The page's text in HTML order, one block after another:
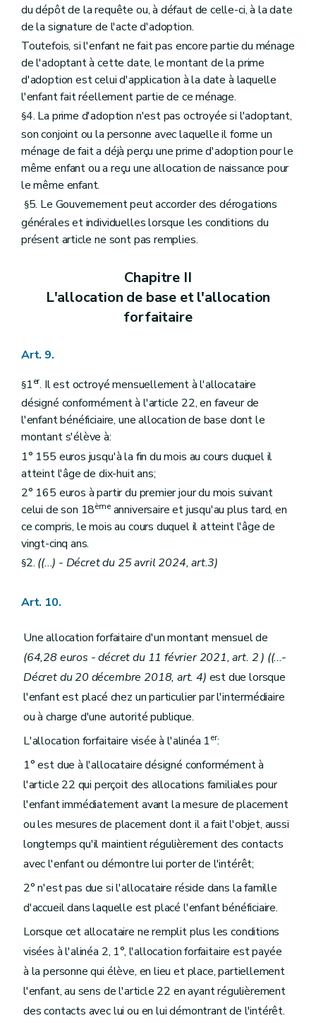
du dépôt de la requête ou, à défaut de celle-ci, à la date
de la signature de l'acte d'adoption.
Toutefois, si l'enfant ne fait pas encore partie du ménage
de l'adoptant à cette date, le montant de la prime
d'adoption est celui d'application à la date à laquelle
l'enfant fait réellement partie de ce ménage.
§4. La prime d'adoption n'est pas octroyée si l'adoptant,
son conjoint ou la personne avec laquelle il forme un
ménage de fait a déjà perçu une prime d'adoption pour le
même enfant ou a reçu une allocation de naissance pour
le même enfant.
§5. Le Gouvernement peut accorder des dérogations
générales et individuelles lorsque les conditions du
présent article ne sont pas remplies.
Chapitre II
L'allocation de base et l'allocation
forfaitaire
Art. 9.
§1er. Il est octroyé mensuellement à l'allocataire
désigné conformément à l'article 22, en faveur de
l'enfant bénéficiaire, une allocation de base dont le
montant s'élève à:
1° 155 euros jusqu'à la fin du mois au cours duquel il
atteint l'âge de dix-huit ans;
2° 165 euros à partir du premier jour du mois suivant
celui de son 18èmeanniversaire et jusqu'au plus tard, en
ce compris, le mois au cours duquel il atteint l'âge de
vingt-cinq ans.
§2. ((...) - Décret du 25 avril 2024, art.3)
Art. 10.
Une allocation forfaitaire d'un montant mensuel de
(64,28 euros - décret du 11 février 2021, art. 2 ) ((...-
Décret du 20 décembre 2018, art. 4) est due lorsque
l'enfant est placé chez un particulier par l'intermédiaire
ou à charge d'une autorité publique.
L'allocation forfaitaire visée à l'alinéa 1er:
1° est due à l'allocataire désigné conformément à
l'article 22 qui perçoit des allocations familiales pour
l'enfant immédiatement avant la mesure de placement
ou les mesures de placement dont il a fait l'objet, aussi
longtemps qu'il maintient régulièrement des contacts
avec l'enfant ou démontre lui porter de l'intérêt;
2° n'est pas due si l'allocataire réside dans la famille
d'accueil dans laquelle est placé l'enfant bénéficiaire.
Lorsque cet allocataire ne remplit plus les conditions
visées à l'alinéa 2, 1°, l'allocation forfaitaire est payée
à la personne qui élève, en lieu et place, partiellement
l'enfant, au sens de l'article 22 en ayant régulièrement
des contacts avec lui ou en lui démontrant de l'intérêt.